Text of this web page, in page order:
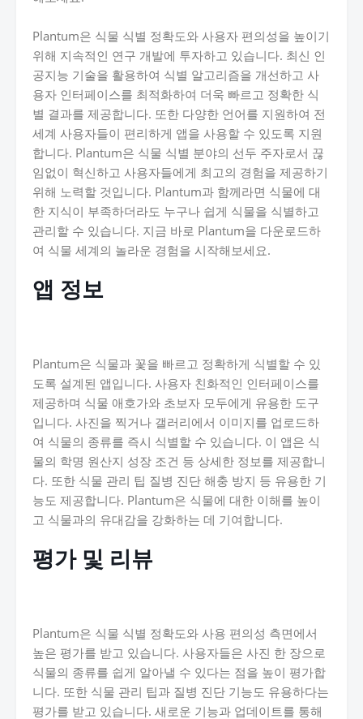
Plantum은 식물 식별 정확도와 사용자 편의성을 높이기
위해 지속적인 연구 개발에 투자하고 있습니다. 최신 인
공지능 기술을 활용하여 식별 알고리즘을 개선하고 사
용자 인터페이스를 최적화하여 더욱 빠르고 정확한 식
별 결과를 제공합니다. 또한 다양한 언어를 지원하여 전
세계 사용자들이 편리하게 앱을 사용할 수 있도록 지원
합니다. Plantum은 식물 식별 분야의 선두 주자로서 끊
임없이 혁신하고 사용자들에게 최고의 경험을 제공하기
위해 노력할 것입니다. Plantum과 함께라면 식물에 대
한 지식이 부족하더라도 누구나 쉽게 식물을 식별하고
관리할 수 있습니다. 지금 바로 Plantum을 다운로드하
여 식물 세계의 놀라운 경험을 시작해보세요.
앱 정보
Plantum은 식물과 꽃을 빠르고 정확하게 식별할 수 있
도록 설계된 앱입니다. 사용자 친화적인 인터페이스를
제공하며 식물 애호가와 초보자 모두에게 유용한 도구
입니다. 사진을 찍거나 갤러리에서 이미지를 업로드하
여 식물의 종류를 즉시 식별할 수 있습니다. 이 앱은 식
물의 학명 원산지 성장 조건 등 상세한 정보를 제공합니
다. 또한 식물 관리 팁 질병 진단 해충 방지 등 유용한 기
능도 제공합니다. Plantum은 식물에 대한 이해를 높이
고 식물과의 유대감을 강화하는 데 기여합니다.
평가 및 리뷰
Plantum은 식물 식별 정확도와 사용 편의성 측면에서
높은 평가를 받고 있습니다. 사용자들은 사진 한 장으로
식물의 종류를 쉽게 알아낼 수 있다는 점을 높이 평가합
니다. 또한 식물 관리 팁과 질병 진단 기능도 유용하다는
평가를 받고 있습니다. 새로운 기능과 업데이트를 통해